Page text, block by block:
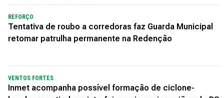
REFORÇO
Tentativa de roubo a corredoras faz Guarda Municipal
retomar patrulha permanente na Redenção
VENTOS FORTES
Inmet acompanha possível formação de ciclone-